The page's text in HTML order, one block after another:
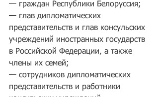
— граждан Республики Белоруссия;
— глав дипломатических
представительств и глав консульских
учреждений иностранных государств
в Российской Федерации, а также
члены их семей;
— сотрудников дипломатических
представительств и работники